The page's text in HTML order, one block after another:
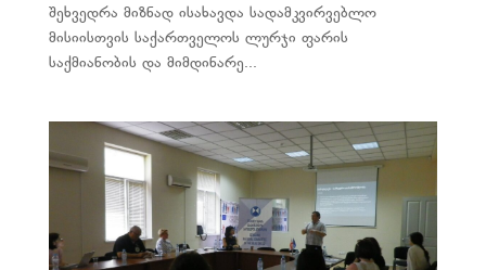
შეხვედრა მიზნად ისახავდა სადამკვირვებლო
მისიისთვის საქართველოს ლურჯი ფარის
საქმიანობის და მიმდინარე...